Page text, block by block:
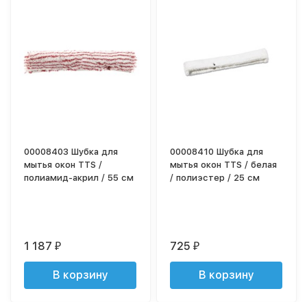
00008403 Шубка для
мытья окон TTS /
полиамид-акрил / 55 см
1 187₽
В корзину
00008410 Шубка для
мытья окон TTS / белая
/ полиэстер / 25 см
725₽
В корзину